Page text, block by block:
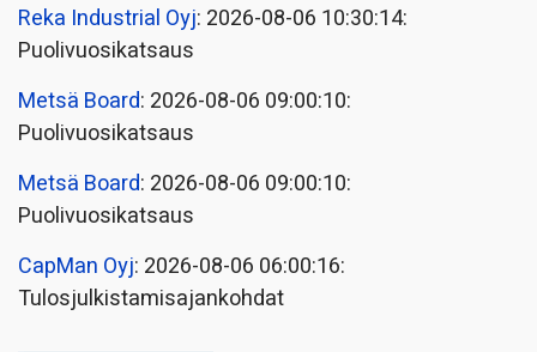
Reka Industrial Oyj: 2026-08-06 10:30:14:
Puolivuosikatsaus
Metsä Board: 2026-08-06 09:00:10:
Puolivuosikatsaus
Metsä Board: 2026-08-06 09:00:10:
Puolivuosikatsaus
CapMan Oyj: 2026-08-06 06:00:16:
Tulosjulkistamisajankohdat